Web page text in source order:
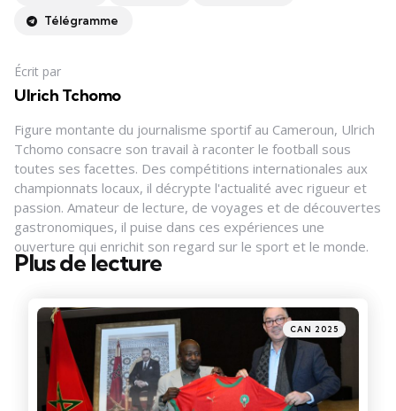
Télégramme
Écrit par
Ulrich Tchomo
Figure montante du journalisme sportif au Cameroun, Ulrich
Tchomo consacre son travail à raconter le football sous
toutes ses facettes. Des compétitions internationales aux
championnats locaux, il décrypte l'actualité avec rigueur et
passion. Amateur de lecture, de voyages et de découvertes
gastronomiques, il puise dans ces expériences une
ouverture qui enrichit son regard sur le sport et le monde.
Plus de lecture
Post
Posté
dans
CAN 2025